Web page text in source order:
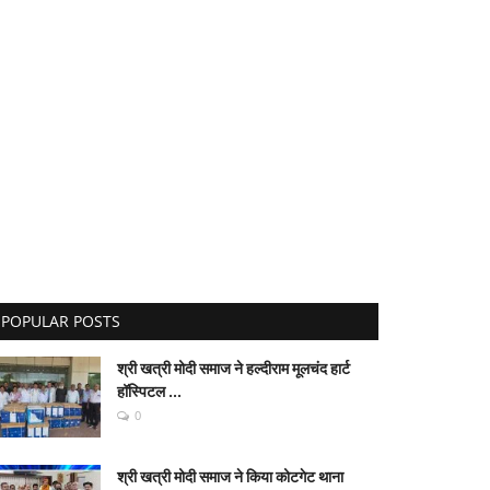
POPULAR POSTS
श्री खत्री मोदी समाज ने हल्दीराम मूलचंद हार्ट
हॉस्पिटल ...
0
श्री खत्री मोदी समाज ने किया कोटगेट थाना